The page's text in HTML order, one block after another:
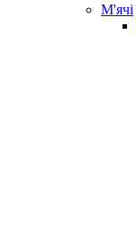
М'ячі